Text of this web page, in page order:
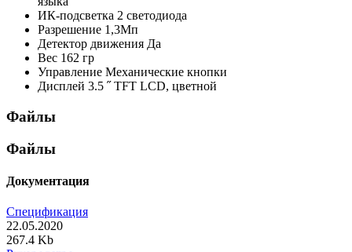
ИК-подсветка 2 светодиода
Разрешение 1,3Мп
Детектор движения Да
Вес 162 гр
Управление Механические кнопки
Дисплей 3.5 ˝ TFT LCD, цветной
Файлы
Файлы
Документация
Спецификация
22.05.2020
267.4 Kb